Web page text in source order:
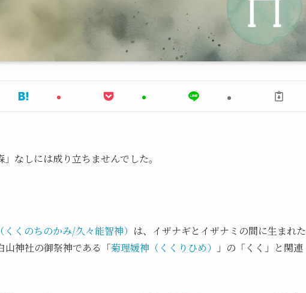
なしには成り立ちませんでした。
くのちのかみ/久々能智神） は、イザナギとイザナミの間に生まれた
山神社の御祭神である「菊理媛神（くくりひめ）
」の「くく」と関連